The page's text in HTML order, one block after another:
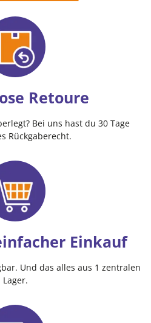
Retoure
Bei uns hast du 30 Tage
Rückgaberecht.
Einkauf
Und das alles aus 1 zentralen
Lager.